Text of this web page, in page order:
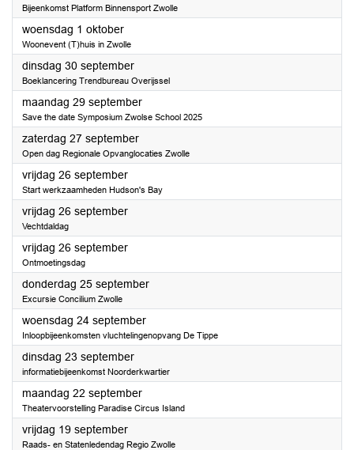
Bijeenkomst Platform Binnensport Zwolle
woensdag 1 oktober2025
Woonevent (T)huis in Zwolle
dinsdag 30 september2025
Boeklancering Trendbureau Overijssel
maandag 29 september2025
Save the date Symposium Zwolse School 2025
zaterdag 27 september2025
Open dag Regionale Opvanglocaties Zwolle
vrijdag 26 september2025
Start werkzaamheden Hudson's Bay
vrijdag 26 september2025
Vechtdaldag
vrijdag 26 september2025
Ontmoetingsdag
donderdag 25 september2025
Excursie Concilium Zwolle
woensdag 24 september2025
Inloopbijeenkomsten vluchtelingenopvang De Tippe
dinsdag 23 september2025
informatiebijeenkomst Noorderkwartier
maandag 22 september2025
Theatervoorstelling Paradise Circus Island
vrijdag 19 september2025
Raads- en Statenledendag Regio Zwolle